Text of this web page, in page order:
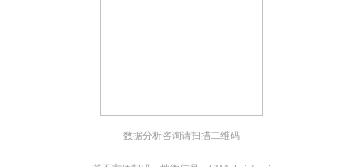
数据分析咨询请扫描二维码